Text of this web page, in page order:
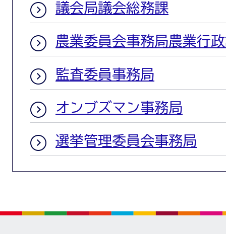
議会局議会総務課
農業委員会事務局農業行
監査委員事務局
オンブズマン事務局
選挙管理委員会事務局